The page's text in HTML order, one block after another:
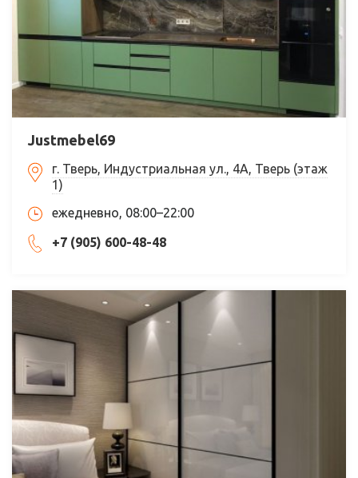
Justmebel69
г. Тверь, Индустриальная ул., 4А, Тверь (этаж
1)
ежедневно, 08:00–22:00
+7 (905) 600-48-48